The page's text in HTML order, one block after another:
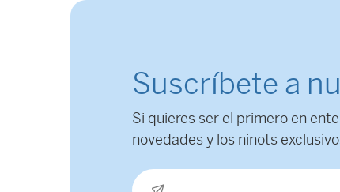
Suscríbete a
Si quieres ser el primero en
novedades y los ninots